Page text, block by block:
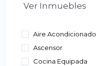
Ver Inmuebles
Aire Acondicionado
Ascensor
Cocina Equipada